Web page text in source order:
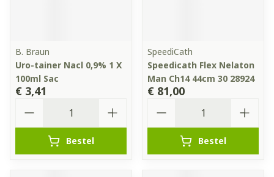
B. Braun
Uro-tainer Nacl 0,9% 1 X
100ml Sac
€ 3,41
Bestel
SpeediCath
Speedicath Flex Nelaton
Man Ch14 44cm 30 28924
€ 81,00
Bestel